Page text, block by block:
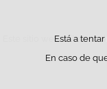
Este sitio web utiliza
Está a
En caso de